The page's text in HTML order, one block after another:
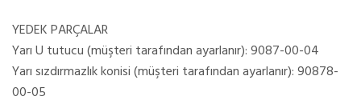
YEDEK PARÇALAR
Yarı U tutucu (müşteri tarafından ayarlanır): 9087-00-04
Yarı sızdırmazlık konisi (müşteri tarafından ayarlanır): 90878-